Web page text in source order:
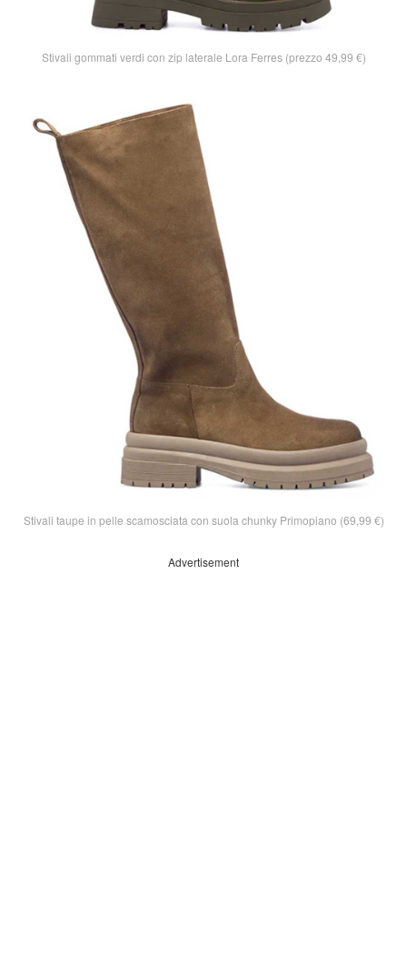
Stivali gommati verdi con zip laterale Lora Ferres (prezzo 49,99 €)
Stivali taupe in pelle scamosciata con suola chunky Primopiano (69,99 €)
Advertisement